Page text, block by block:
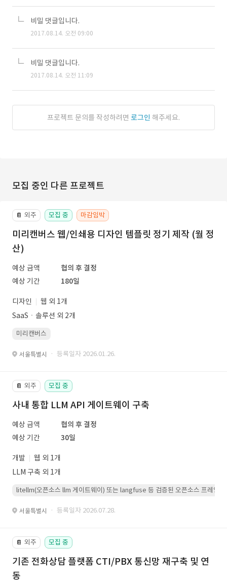
비밀 댓글입니다.
2017.08.14. 오전 09:00
비밀 댓글입니다.
2017.08.14. 오전 11:09
프로젝트 문의를 작성하려면 로그인 해주세요.
모집 중인 다른 프로젝트
📔 외주 모집 중 마감임박
미리캔버스 웹/인쇄용 디자인 템플릿 정기 제작 (월 정
산)
예상 금액
협의 후 결정
예상 기간
180일
디자인
웹 외 1개
SaaSㆍ솔루션 외 2개
미리캔버스
서울특별시 · 등록일자 2026.01.26.
📔 외주 모집 중
사내 통합 LLM API 게이트웨이 구축
예상 금액
협의 후 결정
예상 기간
30일
개발
웹 외 1개
LLM 구축 외 1개
litellm(오픈소스 llm 게이트웨이) 또는 langfuse 등 검증된 오픈소스 프레임워
서울특별시 · 등록일자 2026.07.28.
📔 외주 모집 중
기존 전화상담 플랫폼 CTI/PBX 통신망 재구축 및 연
동